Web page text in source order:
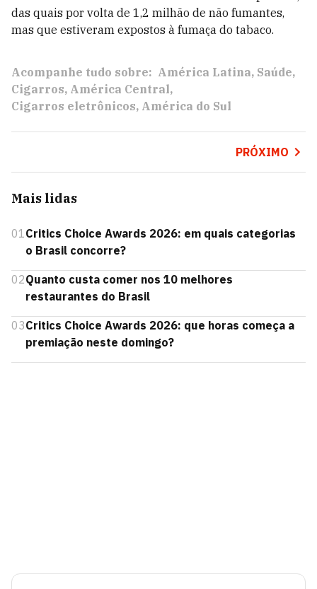
das quais por volta de 1,2 milhão de não fumantes,
mas que estiveram expostos à fumaça do tabaco.
Acompanhe tudo sobre: América Latina Saúde
Cigarros América Central
Cigarros eletrônicos América do Sul
PRÓXIMO
Mais lidas
01Critics Choice Awards 2026: em quais categorias
o Brasil concorre?
02Quanto custa comer nos 10 melhores
restaurantes do Brasil
03Critics Choice Awards 2026: que horas começa a
premiação neste domingo?